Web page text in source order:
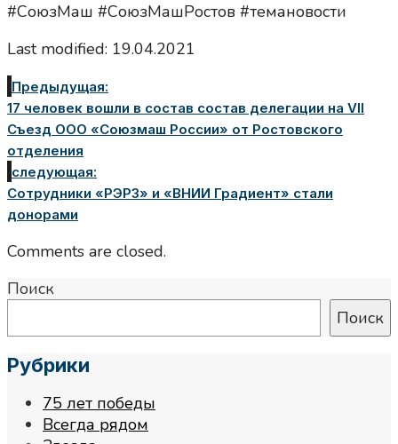
#СоюзМаш #СоюзМашРостов #темановости
Last modified: 19.04.2021
Предыдущая:
17 человек вошли в состав состав делегации на VII
Съезд ООО «Союзмаш России» от Ростовского
отделения
следующая:
Сотрудники «РЭРЗ» и «ВНИИ Градиент» стали
донорами
Comments are closed.
Поиск
Поиск
Рубрики
75 лет победы
Всегда рядом